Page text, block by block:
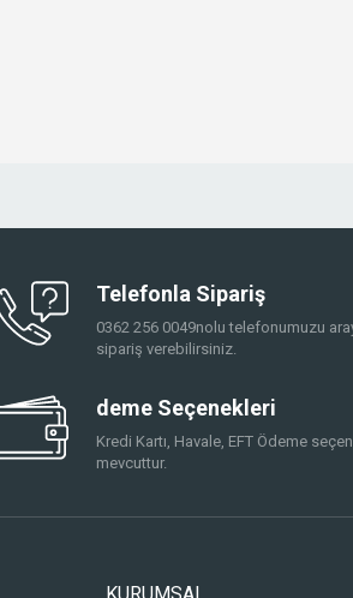
Telefonla Sipariş
0362 256 0049nolu telefonumuzu
sipariş verebilirsiniz.
deme Seçenekleri
Kredi Kartı, Havale, EFT Ödeme
mevcuttur.